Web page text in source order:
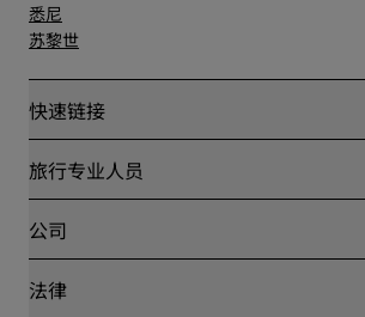
悉尼
苏黎世
快速链接
丽赏会
Blog
目的地
丽笙酒店集团APP
旅行专业人员
合作伙伴
公司
丽笙酒店集团
法律